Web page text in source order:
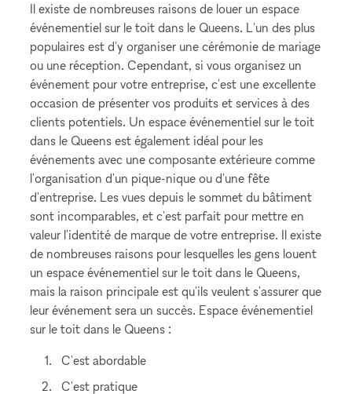
Il existe de nombreuses raisons de louer un espace
événementiel sur le toit dans le Queens. L'un des plus
populaires est d'y organiser une cérémonie de mariage
ou une réception. Cependant, si vous organisez un
événement pour votre entreprise, c'est une excellente
occasion de présenter vos produits et services à des
clients potentiels. Un espace événementiel sur le toit
dans le Queens est également idéal pour les
événements avec une composante extérieure comme
l'organisation d'un pique-nique ou d'une fête
d'entreprise. Les vues depuis le sommet du bâtiment
sont incomparables, et c'est parfait pour mettre en
valeur l'identité de marque de votre entreprise. Il existe
de nombreuses raisons pour lesquelles les gens louent
un espace événementiel sur le toit dans le Queens,
mais la raison principale est qu'ils veulent s'assurer que
leur événement sera un succès. Espace événementiel
sur le toit dans le Queens :
C'est abordable
C'est pratique